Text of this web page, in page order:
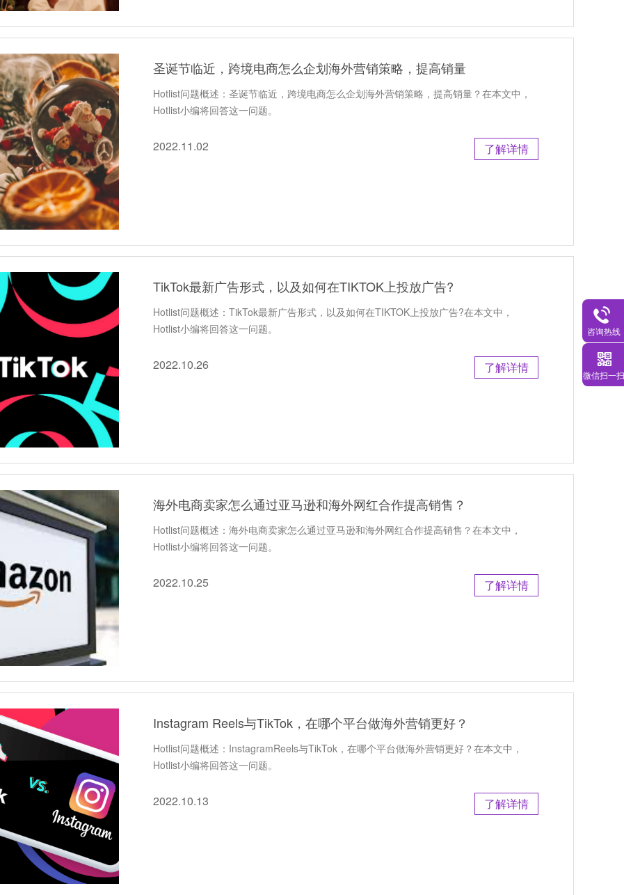
圣诞节临近，跨境电商怎么企划海外营销策略，提高销量
Hotlist问题概述：圣诞节临近，跨境电商怎么企划海外营销策略，提高销量？在本文中，
Hotlist小编将回答这一问题。
2022.11.02 了解详情
TikTok最新广告形式，以及如何在TIKTOK上投放广告?
Hotlist问题概述：TikTok最新广告形式，以及如何在TIKTOK上投放广告?在本文中，
Hotlist小编将回答这一问题。
2022.10.26 了解详情
海外电商卖家怎么通过亚马逊和海外网红合作提高销售？
Hotlist问题概述：海外电商卖家怎么通过亚马逊和海外网红合作提高销售？在本文中，
Hotlist小编将回答这一问题。
2022.10.25 了解详情
Instagram Reels与TikTok，在哪个平台做海外营销更好？
Hotlist问题概述：InstagramReels与TikTok，在哪个平台做海外营销更好？在本文中，
Hotlist小编将回答这一问题。
2022.10.13 了解详情
咨询热线
微信扫一扫